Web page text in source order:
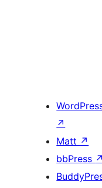
↗
Matt ↗
bbPress ↗